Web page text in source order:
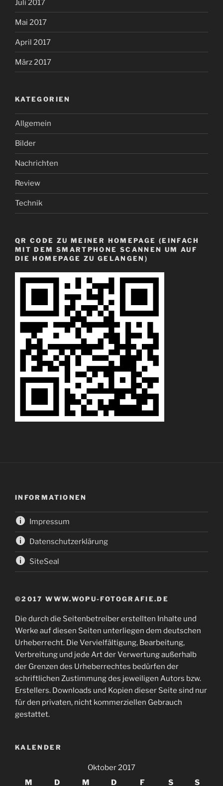
Juli 2017
Mai 2017
April 2017
März 2017
KATEGORIEN
Allgemein
Bilder
Nachrichten
Review
Technik
QR CODE ZU MEINER HOMEPAGE (EINFACH
MIT DEM SMARTPHONE SCANNEN UM AUF
DIE HOMEPAGE ZU GELANGEN)
INFORMATIONEN
Impressum
Datenschutzerklärung
SiteSeal
©2017 WWW.WOPU-FOTOGRAFIE.DE
Die durch die Seitenbetreiber erstellten Inhalte und
Werke auf diesen Seiten unterliegen dem deutschen
Urheberrecht. Die Vervielfältigung, Bearbeitung,
Verbreitung und jede Art der Verwertung außerhalb
der Grenzen des Urheberrechtes bedürfen der
schriftlichen Zustimmung des jeweiligen Autors bzw.
Erstellers. Downloads und Kopien dieser Seite sind nur
für den privaten, nicht kommerziellen Gebrauch
gestattet.
KALENDER
Oktober 2017
M
D M D F S S